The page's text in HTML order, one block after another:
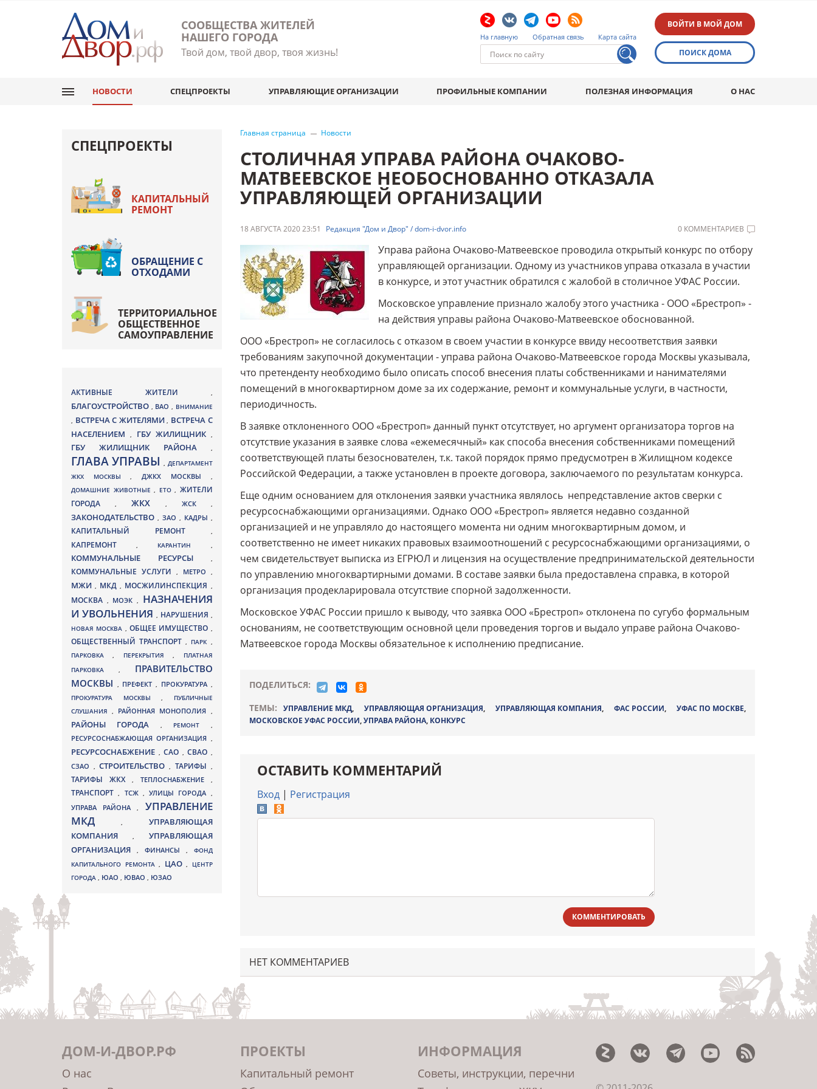
СООБЩЕСТВА ЖИТЕЛЕЙ
НАШЕГО ГОРОДА
Твой дом, твой двор, твоя жизнь!
На главную Обратная связь Карта сайта
ВОЙТИ В МОЙ ДОМ
ПОИСК ДОМА
НОВОСТИ СПЕЦПРОЕКТЫ УПРАВЛЯЮЩИЕ ОРГАНИЗАЦИИ ПРОФИЛЬНЫЕ КОМПАНИИ ПОЛЕЗНАЯ ИНФОРМАЦИЯ О НАС
Главная страница Новости
СТОЛИЧНАЯ УПРАВА РАЙОНА ОЧАКОВО-
МАТВЕЕВСКОЕ НЕОБОСНОВАННО ОТКАЗАЛА
УПРАВЛЯЮЩЕЙ ОРГАНИЗАЦИИ
18 АВГУСТА 2020 23:51 Редакция "Дом и Двор" / dom-i-dvor.info 0 КОММЕНТАРИЕВ
Управа района Очаково-Матвеевское проводила открытый конкурс по отбору
управляющей организации. Одному из участников управа отказала в участии
в конкурсе, и этот участник обратился с жалобой в столичное УФАС России.
Московское управление признало жалобу этого участника - ООО «Брестроп» -
на действия управы района Очаково-Матвеевское обоснованной.
ООО «Брестроп» не согласилось с отказом в своем участии в конкурсе ввиду несоответствия заявки
требованиям закупочной документации - управа района Очаково-Матвеевское города Москвы указывала,
что претенденту необходимо было описать способ внесения платы собственниками и нанимателями
помещений в многоквартирном доме за их содержание, ремонт и коммунальные услуги, в частности,
периодичность.
В заявке отклоненного ООО «Брестроп» данный пункт отсутствует, но аргумент организатора торгов на
отсутствие указания в заявке слова «ежемесячный» как способа внесения собственниками помещений
соответствующей платы безоснователен, т.к. такой порядок прямо предусмотрен в Жилищном кодексе
Российской Федерации, а также установлен в проекте договора, заключаемого по результатам конкурса.
Еще одним основанием для отклонения заявки участника являлось непредставление актов сверки с
ресурсоснабжающими организациями. Однако ООО «Брестроп» является недавно созданной
организацией и не управляло до настоящего момента ни одним многоквартирным домом, и
соответственно не имеет никаких правовых взаимоотношений с ресурсоснабжающими организациями, о
чем свидетельствует выписка из ЕГРЮЛ и лицензия на осуществление предпринимательской деятельности
по управлению многоквартирными домами. В составе заявки была предоставлена справка, в которой
организация продекларировала отсутствие спорной задолженности.
Московское УФАС России пришло к выводу, что заявка ООО «Брестроп» отклонена по сугубо формальным
основаниям, не соответствующим основной цели проведения торгов и выдало управе района Очаково-
Матвеевское города Москвы обязательное к исполнению предписание.
ПОДЕЛИТЬСЯ:
ТЕМЫ:
УПРАВЛЕНИЕ МКД, УПРАВЛЯЮЩАЯ ОРГАНИЗАЦИЯ, УПРАВЛЯЮЩАЯ КОМПАНИЯ, ФАС РОССИИ, УФАС ПО МОСКВЕ,
МОСКОВСКОЕ УФАС РОССИИ,УПРАВА РАЙОНА, КОНКУРС
ОСТАВИТЬ КОММЕНТАРИЙ
Вход| Регистрация
КОММЕНТИРОВАТЬ
НЕТ КОММЕНТАРИЕВ
СПЕЦПРОЕКТЫ
КАПИТАЛЬНЫЙ
РЕМОНТ
ОБРАЩЕНИЕ С
ОТХОДАМИ
ТЕРРИТОРИАЛЬНОЕ
ОБЩЕСТВЕННОЕ
САМОУПРАВЛЕНИЕ
АКТИВНЫЕ ЖИТЕЛИ ,
БЛАГОУСТРОЙСТВО , ВАО , ВНИМАНИЕ
, ВСТРЕЧА С ЖИТЕЛЯМИ, ВСТРЕЧА С
НАСЕЛЕНИЕМ
, ГБУ ЖИЛИЩНИК ,
ГБУ ЖИЛИЩНИК РАЙОНА ,
ГЛАВА УПРАВЫ, ДЕПАРТАМЕНТ
ЖКХ МОСКВЫ,ДЖКХ МОСКВЫ ,
ДОМАШНИЕ ЖИВОТНЫЕ , ЕТО , ЖИТЕЛИ
ГОРОДА
, ЖКХ , ЖСК ,
ЗАКОНОДАТЕЛЬСТВО , ЗАО , КАДРЫ ,
КАПИТАЛЬНЫЙ РЕМОНТ ,
КАПРЕМОНТ , КАРАНТИН ,
КОММУНАЛЬНЫЕ РЕСУРСЫ ,
КОММУНАЛЬНЫЕ УСЛУГИ , МЕТРО ,
МЖИ, МКД , МОСЖИЛИНСПЕКЦИЯ ,
МОСКВА , МОЭК ,
НАЗНАЧЕНИЯ
И УВОЛЬНЕНИЯ , НАРУШЕНИЯ ,
НОВАЯ МОСКВА , ОБЩЕЕ ИМУЩЕСТВО ,
ОБЩЕСТВЕННЫЙ ТРАНСПОРТ, ПАРК ,
ПАРКОВКА, ПЕРЕКРЫТИЯ,
ПЛАТНАЯ
ПАРКОВКА ,
ПРАВИТЕЛЬСТВО
МОСКВЫ , ПРЕФЕКТ, ПРОКУРАТУРА ,
ПРОКУРАТУРА МОСКВЫ ,
ПУБЛИЧНЫЕ
СЛУШАНИЯ, РАЙОННАЯ МОНОПОЛИЯ ,
РАЙОНЫ ГОРОДА , РЕМОНТ ,
РЕСУРСОСНАБЖАЮЩАЯ ОРГАНИЗАЦИЯ ,
РЕСУРСОСНАБЖЕНИЕ , САО , СВАО ,
СЗАО ,СТРОИТЕЛЬСТВО, ТАРИФЫ ,
ТАРИФЫ ЖКХ , ТЕПЛОСНАБЖЕНИЕ ,
ТРАНСПОРТ, ТСЖ , УЛИЦЫ ГОРОДА ,
УПРАВА РАЙОНА, УПРАВЛЕНИЕ
МКД, УПРАВЛЯЮЩАЯ
КОМПАНИЯ
, УПРАВЛЯЮЩАЯ
ОРГАНИЗАЦИЯ
, ФИНАНСЫ , ФОНД
КАПИТАЛЬНОГО РЕМОНТА , ЦАО ,
ЦЕНТР
ГОРОДА , ЮАО , ЮВАО , ЮЗАО
ДОМ-И-ДВОР.РФ
О нас
ПРОЕКТЫ
Капитальный ремонт
ИНФОРМАЦИЯ
Советы, инструкции, перечни